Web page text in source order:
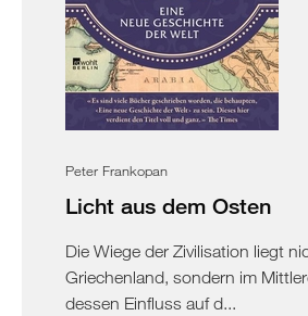
Peter Frankopan
Licht aus dem Osten
Die Wiege der Zivilisation liegt
Griechenland, sondern im
dessen Einfluss auf d...